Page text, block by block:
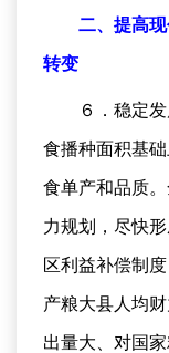
二、提高
转变
６．稳定
食播种面积基
食单产和品质
力规划，尽快
区利益补偿制
产粮大县人均
出量大、对国